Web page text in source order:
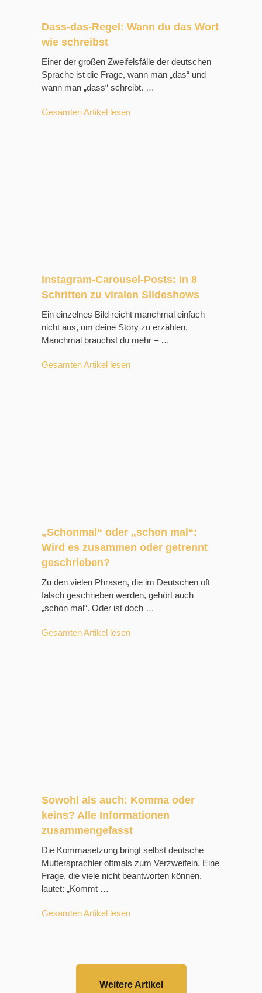
Dass-das-Regel: Wann du das Wort
wie schreibst
Einer der großen Zweifelsfälle der deutschen
Sprache ist die Frage, wann man „das“ und
wann man „dass“ schreibt. …
Gesamten Artikel lesen
Instagram-Carousel-Posts: In 8
Schritten zu viralen Slideshows
Ein einzelnes Bild reicht manchmal einfach
nicht aus, um deine Story zu erzählen.
Manchmal brauchst du mehr – …
Gesamten Artikel lesen
„Schonmal“ oder „schon mal“:
Wird es zusammen oder getrennt
geschrieben?
Zu den vielen Phrasen, die im Deutschen oft
falsch geschrieben werden, gehört auch
„schon mal“. Oder ist doch …
Gesamten Artikel lesen
Sowohl als auch: Komma oder
keins? Alle Informationen
zusammengefasst
Die Kommasetzung bringt selbst deutsche
Muttersprachler oftmals zum Verzweifeln. Eine
Frage, die viele nicht beantworten können,
lautet: „Kommt …
Gesamten Artikel lesen
Weitere Artikel